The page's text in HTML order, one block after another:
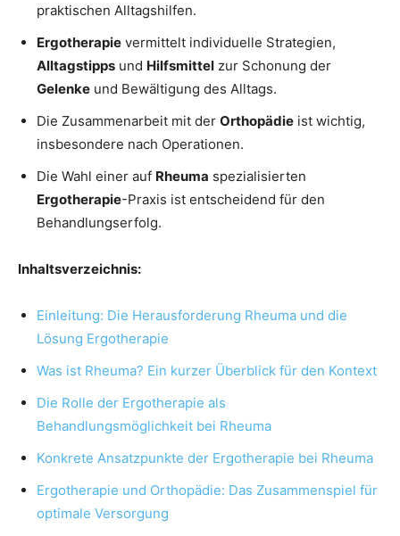
praktischen Alltagshilfen.
Ergotherapie vermittelt individuelle Strategien,
Alltagstipps und Hilfsmittel zur Schonung der
Gelenke und Bewältigung des Alltags.
Die Zusammenarbeit mit der Orthopädie ist wichtig,
insbesondere nach Operationen.
Die Wahl einer auf Rheuma spezialisierten
Ergotherapie-Praxis ist entscheidend für den
Behandlungserfolg.
Inhaltsverzeichnis:
Einleitung: Die Herausforderung Rheuma und die
Lösung Ergotherapie
Was ist Rheuma? Ein kurzer Überblick für den Kontext
Die Rolle der Ergotherapie als
Behandlungsmöglichkeit bei Rheuma
Konkrete Ansatzpunkte der Ergotherapie bei Rheuma
Ergotherapie und Orthopädie: Das Zusammenspiel für
optimale Versorgung